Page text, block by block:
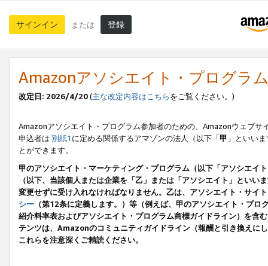
サインイン または 登録
Amazonアソシエイト・プログラ
改定日: 2026/4/20(主な改定内容はこちらをご覧ください。)
Amazonアソシエイト・プログラム参加者のための、Amazonウェブサ
申込者は 別紙1 に定める関係するアマゾンの法人（以下「甲 」といい
とができます。
甲のアソシエイト・マーケティング・プログラム（以下「アソシエイ
（以下、当該個人または企業を「乙」または「アソシエイト」とい
変更せずに受け入れなければなりません。乙は、アソシエイト・サイ
シー （第12条に定義します。）等（例えば、甲のアソシエイト・プ
紹介料率表およびアソシエイト・プログラム商標ガイドライン）を
テンツは、Amazonのコミュニティガイドライン（報酬と引き換えに
これらを注意深くご精読ください。